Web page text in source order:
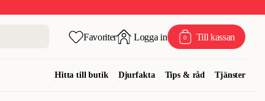
Favoriter Logga in 0 Till kassan
Hitta till butik Djurfakta Tips & råd Tjänster